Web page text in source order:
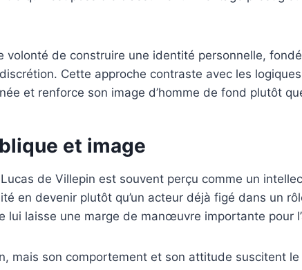
volonté de construire une identité personnelle,
Cette approche contraste avec les
et renforce son image d’homme de fond plutôt
et image
Lucas de Villepin est souvent perçu comme un
en devenir plutôt qu’un acteur déjà figé dans un
lui laisse une marge de manœuvre importante pour
mais son comportement et son attitude suscitent